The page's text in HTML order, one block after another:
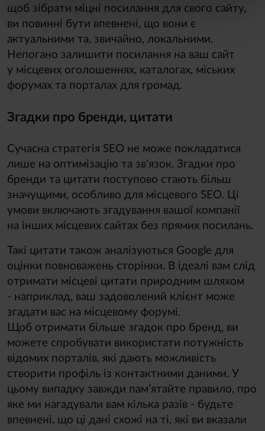
щоб зібрати міцні посилання для свого сайту,
ви повинні бути впевнені, що вони є
актуальними та, звичайно, локальними.
Непогано залишити посилання на ваш сайт
у місцевих оголошеннях, каталогах, міських
форумах та порталах для громад.
Згадки про бренди, цитати
Сучасна стратегія SEO не може покладатися
лише на оптимізацію та зв'язок. Згадки про
бренди та цитати поступово стають більш
значущими, особливо для місцевого SEO. Ці
умови включають згадування вашої компанії
на інших місцевих сайтах без прямих посилань.
Такі цитати також аналізуються Google для
оцінки повноважень сторінки. В ідеалі вам слід
отримати місцеві цитати природним шляхом
- наприклад, ваш задоволений клієнт може
згадати вас на місцевому форумі.
Щоб отримати більше згадок про бренд, ви
можете спробувати використати потужність
відомих порталів, які дають можливість
створити профіль із контактними даними. У
цьому випадку завжди пам’ятайте правило, про
яке ми нагадували вам кілька разів - будьте
впевнені, що ці дані схожі на ті, які ви вказали